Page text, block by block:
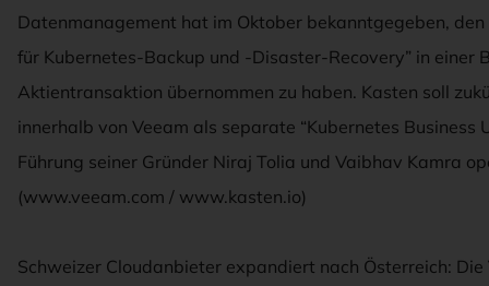
Datenmanagement hat im Oktober bekanntgegeben, den
für Kubernetes-Backup und -Disaster-Recovery” in einer
Aktientransaktion übernommen zu haben. Kasten soll
innerhalb von Veeam als separate “Kubernetes Business
Führung seiner Gründer Niraj Tolia und Vaibhav Kamra
(www.veeam.com / www.kasten.io)
Schweizer Cloudanbieter expandiert nach Österreich: Die